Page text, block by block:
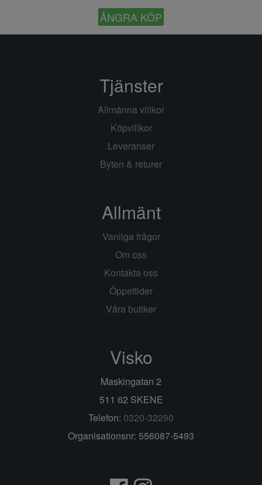
ÅNGRA KÖP
Tjänster
Allmänna villkor
Köpvillkor
Leveranser
Byten & returer
Allmänt
Vanliga frågor
Om oss
Kontakta oss
Öppettider
Våra butiker
Visko
Maskingatan 2
511 62 SKENE
Telefon: 0320-32290
Organisationsnr: 556087-5493